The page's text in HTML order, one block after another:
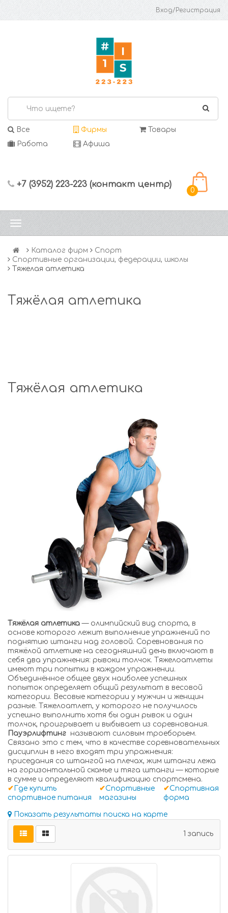
Вход/Регистрация
Все Фирмы
Товары
Работа
Афиша
+7 (3952) 223-223 (контакт центр)
0
Каталог фирм
Спорт
Спортивные организации, федерации, школы
Тяжелая атлетика
Тяжёлая атлетика
Тяжёлая атлетика
Тяжёлая атлетика — олимпийский вид спорта, в
основе которого лежит выполнение упражнений по
поднятию штанги над головой. Соревнования по
тяжёлой атлетике на сегодняшний день включают в
себя два упражнения: рывоки толчок. Тяжелоатлеты
имеют три попытки в каждом упражнении.
Объединённое общее двух наиболее успешных
попыток определяет общий результат в весовой
категории. Весовые категории у мужчин и женщин
разные. Тяжелоатлет, у которого не получилось
успешно выполнить хотя бы один рывок и один
толчок, проигрывает и выбывает из соревнования.
Пауэрлифтинг называют силовым троеборьем.
Связано это с тем, что в качестве соревновательных
дисциплин в него входят три упражнения:
приседания со штангой на плечах, жим штанги лежа
на горизонтальной скамье и тяга штанги — которые
в сумме и определяют квалификацию спортсмена.
✔ Где купить
спортивное питания
✔Спортивные
магазины
✔Спортивная
форма
Показать результаты поиска на карте
1 запись